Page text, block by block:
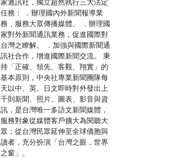
任務： ．辦理國內外新聞報導業
務，服務大眾傳播媒體。 ．辦理國
家對外新聞通訊業務，促進國際對
台灣之瞭解。 ．加強與國際新聞通
訊社合作，增進國際新聞交流。 秉
持「正確、領先、客觀、翔實」的
基本原則，中央社專業新聞團隊每
天以中、英、日文即時對外發出上
千則新聞、照片、圖表、影音與資
訊，是台灣唯一多語文新聞媒體，
服務對象從媒體客戶擴大為閱聽大
眾；從台灣民眾延伸至全球僑胞與
讀者，充分扮演「台灣之眼，世界
之窗」。